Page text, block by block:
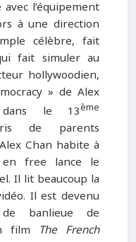
l’équipement
à une direction
célèbre, fait
fait simuler au
hollywoodien,
» de Alex
le 13ème
de parents
Chan habite à
en free lance le
Il lit beaucoup la
Il est devenu
banlieue de
film The French